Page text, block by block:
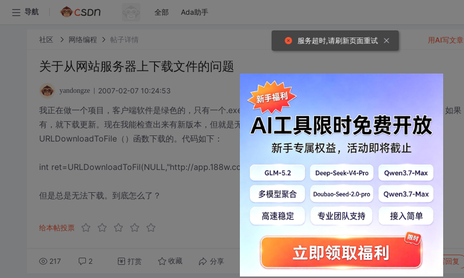
导航 全部 Ada助手
社区 网络编程 帖子详情
关于从网站服务器上下载文件的问题
yandongze 2007-02-07 10:24:53
我正在做一个项目，客户端软件是绿色的，只有一个.exe文件，不需要安装。要从网站服务器检查有没有新版本，如果
有，就下载更新。现在我能检查出来有新版本，但就是无法下载。请大家看看我哪里出错了？我用
URLDownloadToFile（）函数下载的。代码如下：
int ret=URLDownloadToFil(NULL,"http://app.188w.com/client.exe","d:\\client.exe",0,NULL);
但是总是无法下载。到底怎么了？
给本帖投票
217 2 打赏 收藏 分享 转发到动态 举报 写回复
用AI写文章
服务超时,请刷新页面重试